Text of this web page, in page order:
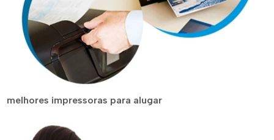
melhores impressoras para alugar